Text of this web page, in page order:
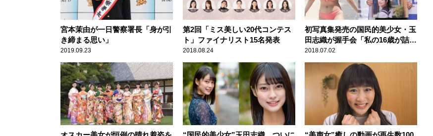
宮本茉由が一日警察署長「身が引
き締まる思い」
2019.09.23
第2回「ミス美しい20代コンテス
ト」ファイナリスト15名発表
2018.08.24
初写真集発売の国民的美少女・玉
田志織が握手会「私の16歳が詰め
込まれています」
2018.07.02